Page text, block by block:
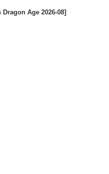
Dragon Age 2026-08]